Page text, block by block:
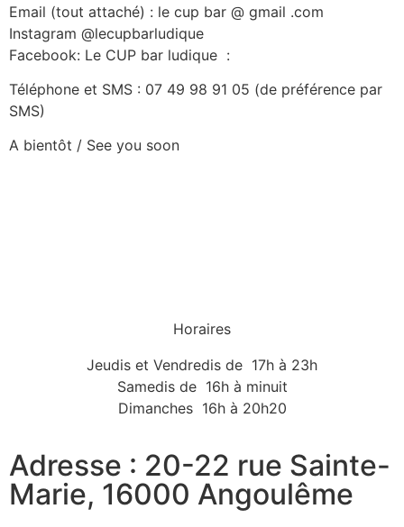
Email (tout attaché) : le cup bar @ gmail .com
Instagram @lecupbarludique
Facebook: Le CUP bar ludique :
Téléphone et SMS : 07 49 98 91 05 (de préférence par
SMS)
A bientôt / See you soon
Horaires
Jeudis et Vendredis de 17h à 23h
Samedis de 16h à minuit
Dimanches 16h à 20h20
Adresse : 20-22 rue Sainte-
Marie, 16000 Angoulême